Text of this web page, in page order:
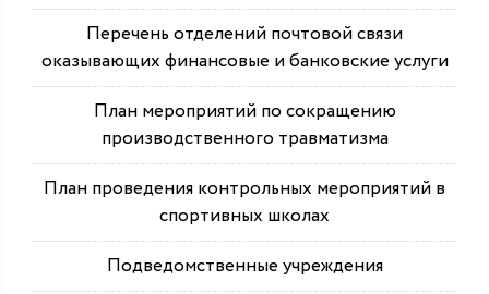
Перечень отделений почтовой связи
оказывающих финансовые и банковские услуги
План мероприятий по сокращению
производственного травматизма
План проведения контрольных мероприятий в
спортивных школах
Подведомственные учреждения